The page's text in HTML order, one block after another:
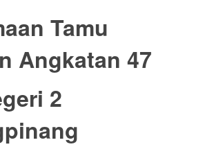
Tamu
Angkatan 47
2